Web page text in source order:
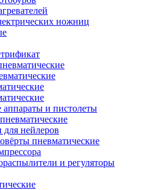
ножниц
аппараты и пистолеты
нейлеров
пневматические
и регуляторы